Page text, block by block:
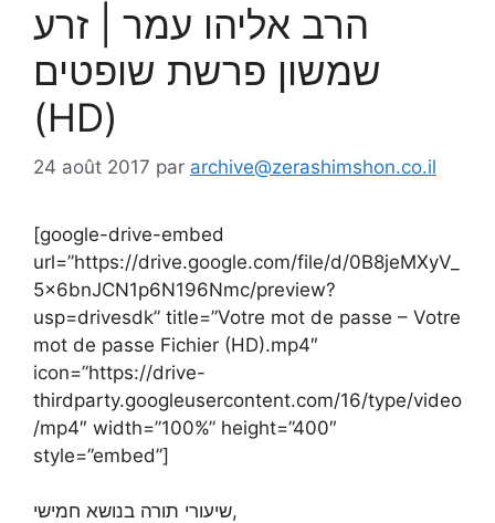
הרב אליהו עמר | זרע
שמשון פרשת שופטים
(HD)
24 août 2017 par archive@zerashimshon.co.il
[google-drive-embed
url=”https://drive.google.com/file/d/0B8jeMXyV_
5x6bnJCN1p6N196Nmc/preview?
usp=drivesdk” title=”Votre mot de passe – Votre
mot de passe Fichier (HD).mp4″
icon=”https://drive-
thirdparty.googleusercontent.com/16/type/video
/mp4″ width=”100%” height=”400″
style=”embed”]
שיעורי תורה בנושא חמישי,